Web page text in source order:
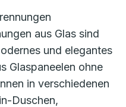
aus Glas sind
und elegantes
Glaspaneelen ohne
in verschiedenen
Duschen,